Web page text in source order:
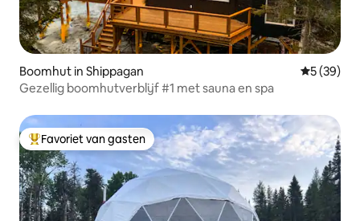
Boomhut in Shippagan
5 (39)
Gezellig boomhutverblijf #1 met sauna en spa
Topfavoriet van gasten
Favoriet van gasten